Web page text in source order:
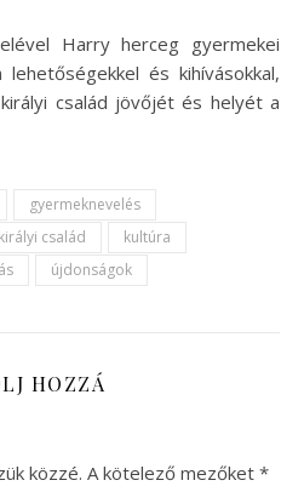
Harry herceg gyermekei
és kihívásokkal,
család jövőjét és helyét a
gyermeknevelés
királyi család
kultúra
újdonságok
HOZZÁ
közzé. A kötelező mezőket *